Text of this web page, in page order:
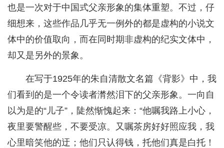
也是一次对于中国式父亲形象的集体重塑。不过，仔
细想来，这些作品几乎无一例外的都是虚构的小说文
体中的价值取向，而在同时期非虚构的纪实文体中，
却又是另外的景象。
在写于1925年的朱自清散文名篇《背影》中，我
们看到的是一个令读者潸然泪下的父亲形象。一向自
以为是的“儿子”，陡然惭愧起来：“他嘱我路上小心，
夜里要警醒些，不要受凉。又嘱茶房好好照应我，我
心里暗笑他的迂；他们只认得钱，托他们真是白托！